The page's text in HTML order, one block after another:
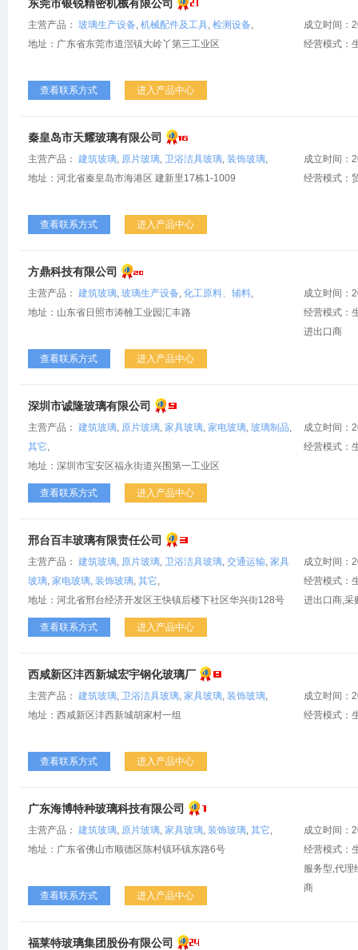
东莞市银锐精密机械有限公司
主营产品： 玻璃生产设备, 机械配件及工具, 检测设备,
地址：广东省东莞市道滘镇大岭丫第三工业区
成立时间：
经营模式：
查看联系方式 进入产品中心
秦皇岛市天耀玻璃有限公司
主营产品： 建筑玻璃, 原片玻璃, 卫浴洁具玻璃, 装饰玻璃,
地址：河北省秦皇岛市海港区 建新里17栋1-1009
成立时间：
经营模式：
查看联系方式 进入产品中心
方鼎科技有限公司
主营产品： 建筑玻璃, 玻璃生产设备, 化工原料、辅料,
地址：山东省日照市涛雒工业园汇丰路
成立时间：
经营模式：
进出口商
查看联系方式 进入产品中心
深圳市诚隆玻璃有限公司
主营产品： 建筑玻璃, 原片玻璃, 家具玻璃, 家电玻璃, 玻璃制品,
其它,
地址：深圳市宝安区福永街道兴围第一工业区
成立时间：
经营模式：
查看联系方式 进入产品中心
邢台百丰玻璃有限责任公司
主营产品： 建筑玻璃, 原片玻璃, 卫浴洁具玻璃, 交通运输, 家具
玻璃, 家电玻璃, 装饰玻璃, 其它,
地址：河北省邢台经济开发区王快镇后楼下社区华兴街128号
成立时间：
经营模式：
进出口商,采
查看联系方式 进入产品中心
西咸新区沣西新城宏宇钢化玻璃厂
主营产品： 建筑玻璃, 卫浴洁具玻璃, 家具玻璃, 装饰玻璃,
地址：西咸新区沣西新城胡家村一组
成立时间：
经营模式：
查看联系方式 进入产品中心
广东海博特种玻璃科技有限公司
主营产品： 建筑玻璃, 原片玻璃, 家具玻璃, 装饰玻璃, 其它,
地址：广东省佛山市顺德区陈村镇环镇东路6号
成立时间：
经营模式：
服务型,代理
商
查看联系方式 进入产品中心
福莱特玻璃集团股份有限公司